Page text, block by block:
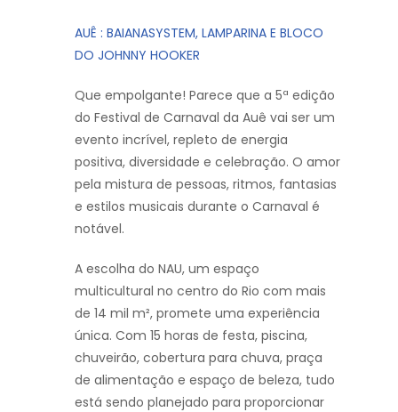
AUÊ : BAIANASYSTEM, LAMPARINA E BLOCO
DO JOHNNY HOOKER
Que empolgante! Parece que a 5ª edição
do Festival de Carnaval da Auê vai ser um
evento incrível, repleto de energia
positiva, diversidade e celebração. O amor
pela mistura de pessoas, ritmos, fantasias
e estilos musicais durante o Carnaval é
notável.
A escolha do NAU, um espaço
multicultural no centro do Rio com mais
de 14 mil m², promete uma experiência
única. Com 15 horas de festa, piscina,
chuveirão, cobertura para chuva, praça
de alimentação e espaço de beleza, tudo
está sendo planejado para proporcionar